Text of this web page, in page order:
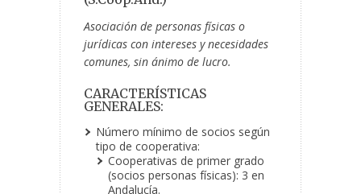
Asociación de personas físicas o
jurídicas con intereses y necesidades
comunes, sin ánimo de lucro.
CARACTERÍSTICAS
GENERALES:
Número mínimo de socios según
tipo de cooperativa:
Cooperativas de primer grado
(socios personas físicas): 3 en
Andalucía.